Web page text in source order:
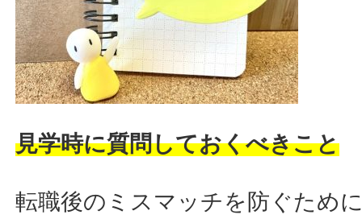
見学時に質問しておくべきこと
転職後のミスマッチを防ぐため